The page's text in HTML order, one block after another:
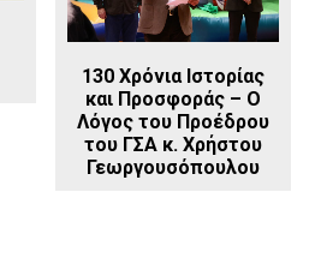
130 Χρόνια Ιστορίας
και Προσφοράς – Ο
Λόγος του Προέδρου
του ΓΣΑ κ. Χρήστου
Γεωργουσόπουλου